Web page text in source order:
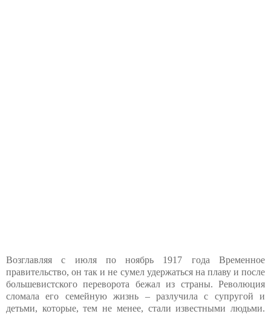
Возглавляя с июля по ноябрь 1917 года Временное
правительство, он так и не сумел удержаться на плаву и после
большевистского переворота бежал из страны. Революция
сломала его семейную жизнь – разлучила с супругой и
детьми, которые, тем не менее, стали известными людьми.